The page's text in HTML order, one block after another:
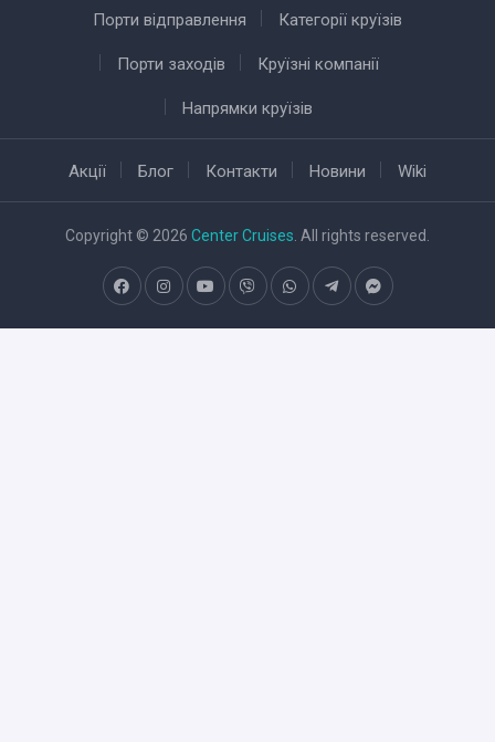
Порти відправлення Категорії круїзів
Порти заходів Круїзні компанії
Напрямки круїзів
Акції Блог Контакти Новини Wiki
Copyright © 2026 Center Cruises . All rights reserved.